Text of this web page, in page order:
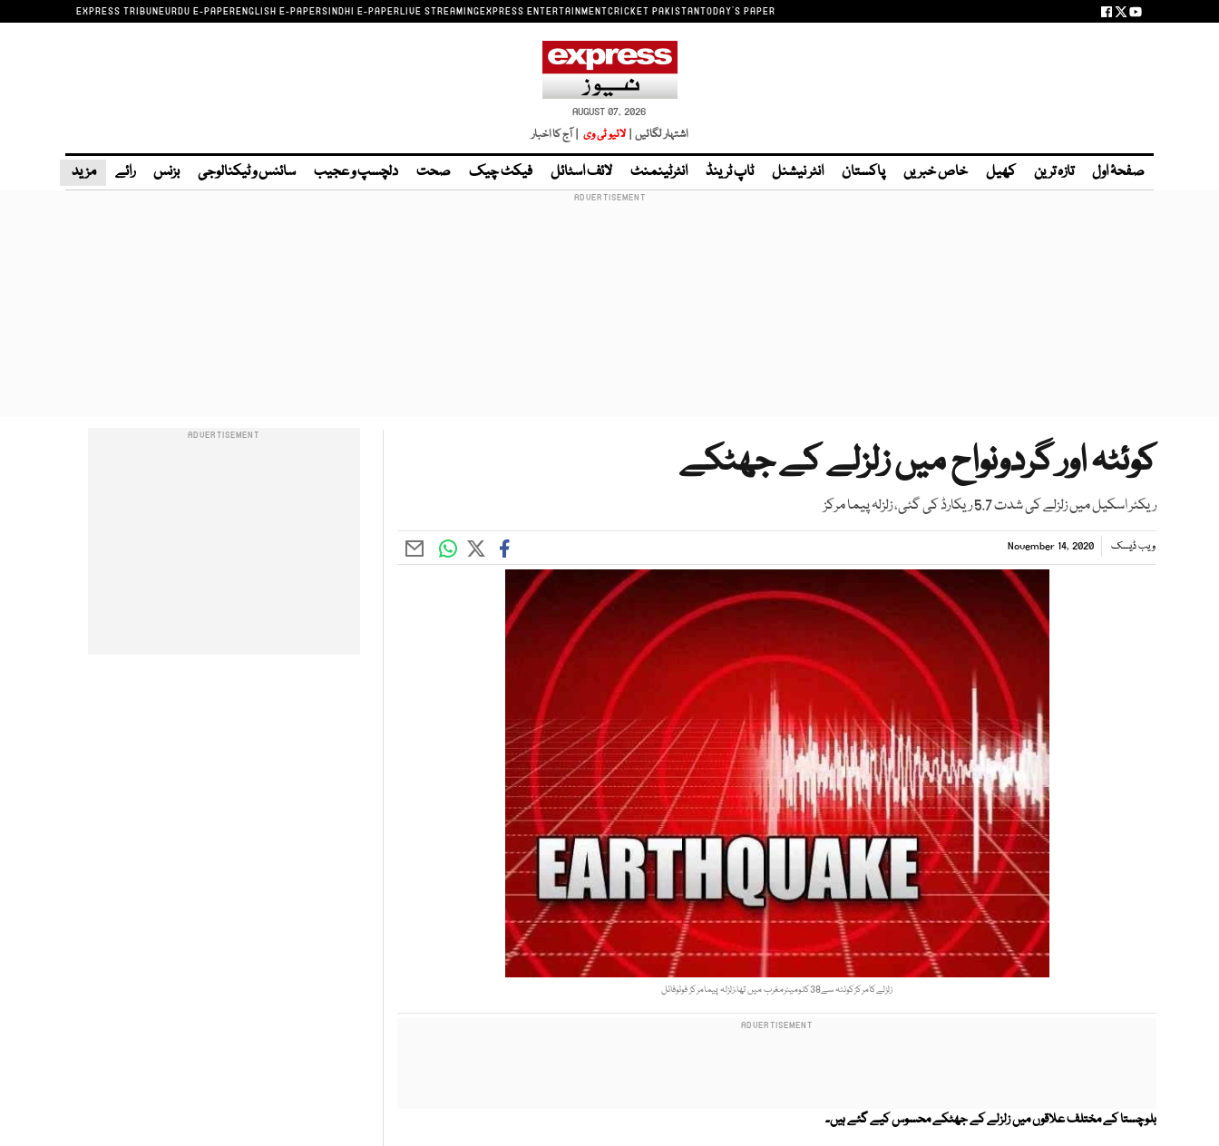
EXPRESS TRIBUNEURDU E-PAPERENGLISH E-PAPERSINDHI E-PAPERLIVE STREAMINGEXPRESS ENTERTAINMENTCRICKET PAKISTANTODAY'S PAPER
AUGUST 07, 2026
اشتہار لگائیں | لائیو ٹی وی | آج کا اخبار
صفحۂ اول تازہ ترین کھیل خاص خبریں پاکستان انٹر نیشنل ٹاپ ٹرینڈ انٹرٹینمنٹ لائف اسٹائل فیکٹ چیک صحت دلچسپ و عجیب سائنس و ٹیکنالوجی بزنس رائے مزید
کوئٹہ اور گردونواح میں زلزلے کے جھٹکے
ریکٹر اسکیل میں زلزلے کی شدت 5.7 ریکارڈ کی گئی، زلزلہ پیما مرکز
ویب ڈیسک November 14, 2020
زلزلےکامرکزکوئٹہ سے38کلومیٹرمغرب میں تھا،زلزلہ پیمامرکز فوٹوفائل
بلوچستا کے مختلف علاقوں میں زلزلے کے جھٹکے محسوس کیے گئے ہیں۔